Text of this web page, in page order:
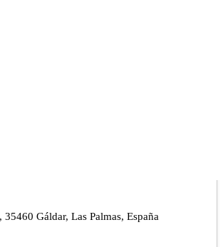
Gáldar, Las Palmas, España